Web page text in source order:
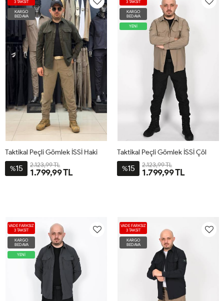
3 TAKSİT
KARGO
BEDAVA
Taktikal Peçli Gömlek İSSİ Haki
%15 2.123,99 TL
1.799,99 TL
3 TAKSİT
KARGO
BEDAVA
YENİ
Taktikal Peçli Gömlek İSSİ Çöl
%15 2.123,99 TL
1.799,99 TL
VADE FARKSIZ
3 TAKSİT
KARGO
BEDAVA
YENİ
VADE FARKSIZ
3 TAKSİT
KARGO
BEDAVA